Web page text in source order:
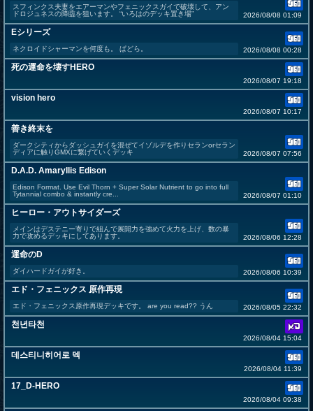
スフィンクス夫妻をエアーマンやフェニックスガイで破壊して、アン
ドロジュネスの降臨を狙います。 “いろはのデッキ置き場”
2026/08/08 01:09
Eシリーズ
ネクロイドシャーマンを何度も。 ぱどら。 2026/08/08 00:28
死の運命を壊すHERO
2026/08/07 19:18
vision hero
2026/08/07 10:17
善き終末を
ダークシティからダッシュガイを混ぜてイゾルデを作りセランorセラン
ディアに触りGMXに繋げていくデッキ
2026/08/07 07:56
D.A.D. Amaryllis Edison
Edison Format. Use Evil Thorn + Super Solar Nutrient to go into full
Tytannial combo & instantly cre...
2026/08/07 01:10
ヒーロー・アウトサイダーズ
メインはデステニー寄りで組んで展開力を強めて火力を上げ、数の暴
力で攻めるデッキにしてあります。
2026/08/06 12:28
運命のD
ダイハードガイが好き。 2026/08/06 10:39
エド・フェニックス 原作再現
エド・フェニックス原作再現デッキです。 are you read?? うん 2026/08/05 22:32
천년타천
2026/08/04 15:04
데스티니히어로 덱
2026/08/04 11:39
17_D-HERO
2026/08/04 09:38